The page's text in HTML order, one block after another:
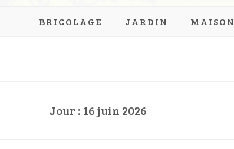
BRICOLAGE JARDIN MAISON
Jour :16 juin 2026